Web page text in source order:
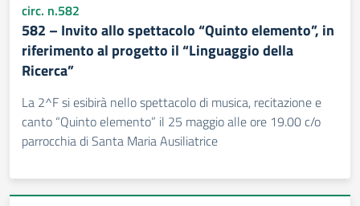
circ. n.582
582 – Invito allo spettacolo “Quinto elemento”, in
riferimento al progetto il “Linguaggio della
Ricerca”
La 2^F si esibirà nello spettacolo di musica, recitazione e
canto “Quinto elemento” il 25 maggio alle ore 19.00 c/o
parrocchia di Santa Maria Ausiliatrice